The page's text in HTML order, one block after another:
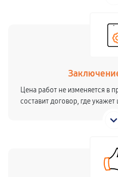
Цена работ не изменяется в
составит договор, где